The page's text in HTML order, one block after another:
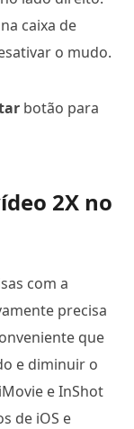
caixa de
o mudo.
botão para
2X no
com a
precisa
que
e diminuir o
e InShot
de iOS e